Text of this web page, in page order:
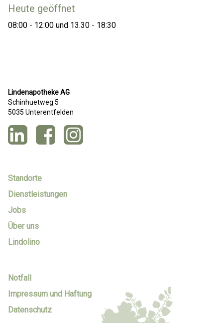
Heute geöffnet
08:00 - 12:00 und 13.30 - 18:30
Lindenapotheke AG
Schinhuetweg 5
5035 Unterentfelden
Standorte
Dienstleistungen
Jobs
Über uns
Lindolino
Notfall
Impressum und Haftung
Datenschutz